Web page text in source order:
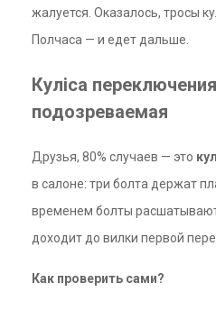
жалуется. Оказалось, тросы
Полчаса — и едет дальше.
Куліса
подозреваемая
Друзья, 80% случаев — это
в салоне: три болта держат
временем болты
доходит до вилки первой
Как проверить сами?